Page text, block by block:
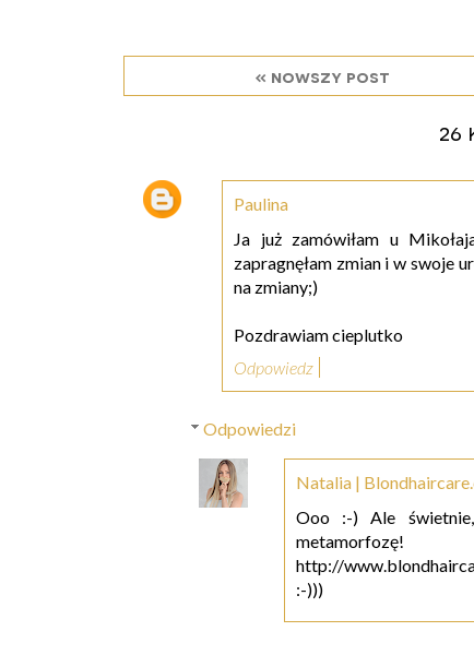
« nowszy post
26
Paulina
Ja już zamówiłam u
zapragnęłam zmian i w swoje
na zmiany;)
Pozdrawiam cieplutko
Odpowiedz
Odpowiedzi
Natalia |
Ooo :-) Ale
http://
:-)))